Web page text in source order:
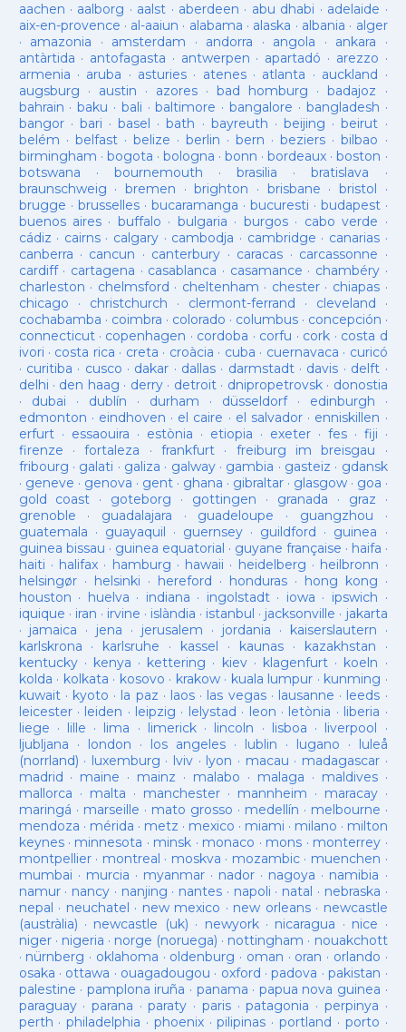
aachen · aalborg · aalst · aberdeen · abu dhabi · adelaide ·
aix-en-provence · al-aaiun · alabama · alaska · albania · alger
· amazonia · amsterdam · andorra · angola · ankara ·
antàrtida · antofagasta · antwerpen · apartadó · arezzo ·
armenia · aruba · asturies· atenes· atlanta · auckland ·
augsburg · austin · azores·bad homburg ·badajoz ·
bahrain ·baku · bali ·baltimore ·bangalore · bangladesh ·
bangor· bari ·basel ·bath · bayreuth ·beijing ·beirut ·
belém · belfast· belize · berlin ·bern ·beziers ·bilbao ·
birmingham · bogota · bologna ·bonn ·bordeaux ·boston ·
botswana · bournemouth ·brasilia ·bratislava ·
braunschweig · bremen ·brighton · brisbane · bristol ·
brugge · brusselles· bucaramanga · bucuresti · budapest·
buenos aires· buffalo · bulgaria · burgos· cabo verde ·
cádiz · cairns· calgary · cambodja · cambridge · canarias·
canberra · cancun · canterbury · caracas · carcassonne ·
cardiff· cartagena · casablanca · casamance · chambéry·
charleston · chelmsford · cheltenham · chester· chiapas ·
chicago · christchurch · clermont-ferrand · cleveland ·
cochabamba · coimbra · colorado · columbus· concepción ·
connecticut· copenhagen · cordoba · corfu · cork · costa d
ivori · costa rica · creta · croàcia · cuba · cuernavaca · curicó
· curitiba · cusco · dakar · dallas · darmstadt· davis · delft ·
delhi · den haag · derry· detroit· dnipropetrovsk· donostia
· dubai · dublín · durham · düsseldorf· edinburgh ·
edmonton · eindhoven · el caire · el salvador · enniskillen ·
erfurt· essaouira · estònia · etiopia · exeter· fes· fiji ·
firenze ·fortaleza · frankfurt· freiburg im breisgau ·
fribourg · galati · galiza · galway· gambia · gasteiz · gdansk
· geneve · genova · gent· ghana · gibraltar· glasgow· goa ·
gold coast · goteborg · gottingen · granada · graz ·
grenoble · guadalajara · guadeloupe · guangzhou ·
guatemala · guayaquil · guernsey· guildford · guinea ·
guinea bissau · guinea equatorial · guyane française · haifa ·
haiti · halifax · hamburg · hawaii · heidelberg · heilbronn ·
helsingør· helsinki · hereford · honduras· hong kong ·
houston · huelva · indiana · ingolstadt· iowa · ipswich ·
iquique · iran · irvine · islàndia · istanbul · jacksonville · jakarta
· jamaica · jena · jerusalem · jordania · kaiserslautern ·
karlskrona · karlsruhe · kassel · kaunas· kazakhstan ·
kentucky· kenya · kettering · kiev· klagenfurt · koeln ·
kolda · kolkata · kosovo · krakow· kuala lumpur · kunming ·
kuwait· kyoto · la paz · laos· las vegas· lausanne · leeds ·
leicester· leiden · leipzig · lelystad · leon · letònia · liberia ·
liege · lille · lima · limerick· lincoln · lisboa · liverpool ·
ljubljana · london · los angeles· lublin · lugano · luleå
(norrland) · luxemburg · lviv · lyon · macau · madagascar·
madrid · maine · mainz · malabo · malaga · maldives·
mallorca · malta · manchester· mannheim · maracay·
maringá · marseille · mato grosso · medellín · melbourne ·
mendoza · mérida · metz · mexico · miami · milano · milton
keynes· minnesota · minsk · monaco · mons · monterrey ·
montpellier· montreal · moskva · mozambic· muenchen ·
mumbai · murcia · myanmar· nador · nagoya · namibia ·
namur· nancy · nanjing · nantes · napoli · natal · nebraska ·
nepal · neuchatel · new mexico · new orleans· newcastle
(austràlia) · newcastle (uk) · newyork· nicaragua · nice ·
niger· nigeria · norge (noruega) · nottingham · nouakchott
· nürnberg · oklahoma · oldenburg · oman · oran · orlando ·
osaka · ottawa · ouagadougou · oxford ·padova ·pakistan ·
palestine · pamplona iruña · panama · papua nova guinea ·
paraguay· parana ·paraty · paris·patagonia · perpinya ·
perth ·philadelphia · phoenix·pilipinas ·portland · porto ·